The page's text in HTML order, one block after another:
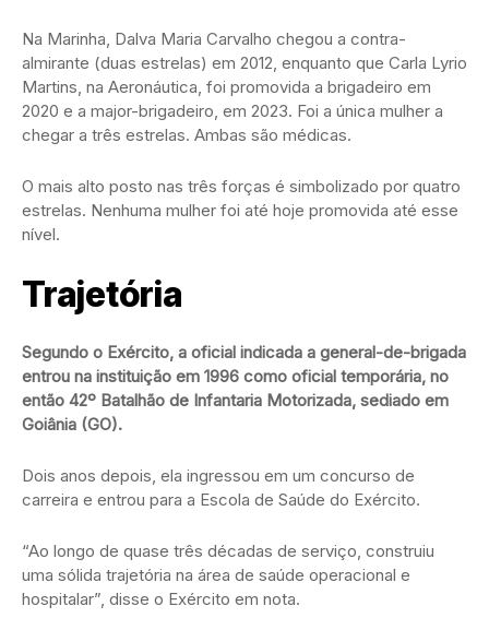
Na Marinha, Dalva Maria Carvalho chegou a contra-
almirante (duas estrelas) em 2012, enquanto que Carla Lyrio
Martins, na Aeronáutica, foi promovida a brigadeiro em
2020 e a major-brigadeiro, em 2023. Foi a única mulher a
chegar a três estrelas. Ambas são médicas.
O mais alto posto nas três forças é simbolizado por quatro
estrelas. Nenhuma mulher foi até hoje promovida até esse
nível.
Trajetória
Segundo o Exército, a oficial indicada a general-de-brigada
entrou na instituição em 1996 como oficial temporária, no
então 42º Batalhão de Infantaria Motorizada, sediado em
Goiânia (GO).
Dois anos depois, ela ingressou em um concurso de
carreira e entrou para a Escola de Saúde do Exército.
“Ao longo de quase três décadas de serviço, construiu
uma sólida trajetória na área de saúde operacional e
hospitalar”, disse o Exército em nota.